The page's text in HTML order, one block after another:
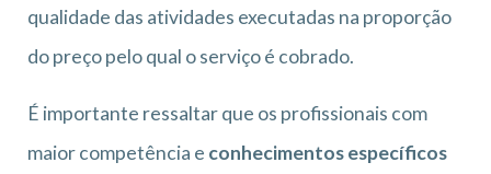
qualidade das atividades executadas na proporção
do preço pelo qual o serviço é cobrado.
É importante ressaltar que os profissionais com
maior competência e conhecimentos específicos